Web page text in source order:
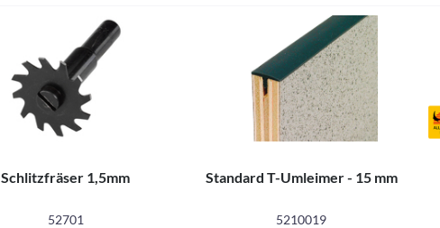
Schlitzfräser 1,5mm
52701
Standard T-Umleimer - 15 mm
5210019